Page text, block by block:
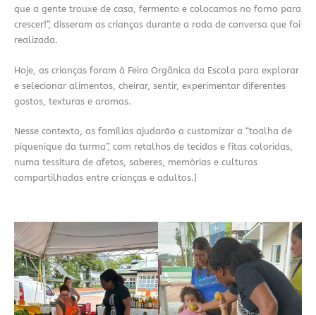
que a gente trouxe de casa, fermento e colocamos no forno para
crescer!”, disseram as crianças durante a roda de conversa que foi
realizada.
Hoje, as crianças foram à Feira Orgânica da Escola para explorar
e selecionar alimentos, cheirar, sentir, experimentar diferentes
gostos, texturas e aromas.
Nesse contexto, as famílias ajudarão a customizar a “toalha de
piquenique da turma”, com retalhos de tecidos e fitas coloridas,
numa tessitura de afetos, saberes, memórias e culturas
compartilhadas entre crianças e adultos.]